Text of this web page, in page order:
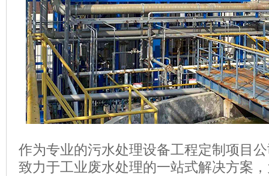
作为专业的污水处理设备工程定制项目
致力于工业废水处理的一站式解决方案